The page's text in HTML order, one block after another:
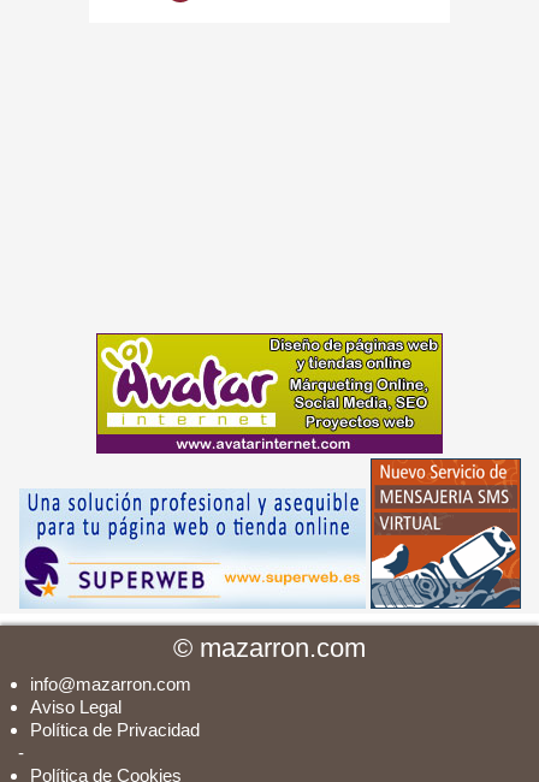
© mazarron.com
info@mazarron.com
Aviso Legal
Política de Privacidad
-
Política de Cookies